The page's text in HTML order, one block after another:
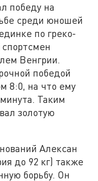
победу на
среди юношей
по греко-
Венгрии.
победой
8:0, на что ему
Таким
золотую
Алексан
до 92 кг) также
борьбу. Он